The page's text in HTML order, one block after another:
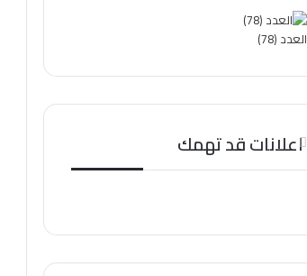
العدد (78)
اعلانات قد تهمك